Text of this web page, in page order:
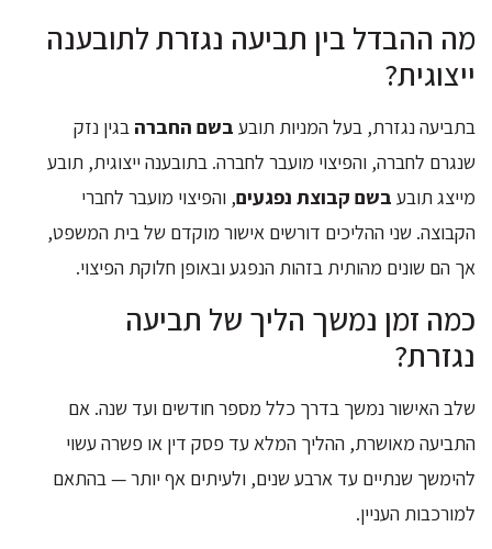
מה ההבדל בין תביעה נגזרת לתובענה
ייצוגית?
בתביעה נגזרת, בעל המניות תובע בשם החברה בגין נזק
שנגרם לחברה, והפיצוי מועבר לחברה. בתובענה ייצוגית, תובע
מייצג תובע בשם קבוצת נפגעים, והפיצוי מועבר לחברי
הקבוצה. שני ההליכים דורשים אישור מוקדם של בית המשפט,
אך הם שונים מהותית בזהות הנפגע ובאופן חלוקת הפיצוי.
כמה זמן נמשך הליך של תביעה
נגזרת?
שלב האישור נמשך בדרך כלל מספר חודשים ועד שנה. אם
התביעה מאושרת, ההליך המלא עד פסק דין או פשרה עשוי
להימשך שנתיים עד ארבע שנים, ולעיתים אף יותר — בהתאם
למורכבות העניין.